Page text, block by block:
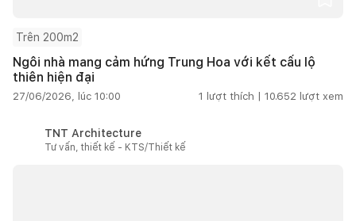
Trên 200m2
Ngôi nhà mang cảm hứng Trung Hoa với kết cấu lộ
thiên hiện đại
27/06/2026, lúc 10:00 1 lượt thích | 10.652 lượt xem
TNT Architecture
Tư vấn, thiết kế - KTS/Thiết kế